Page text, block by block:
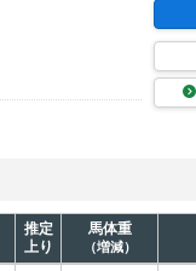
推定
上り
馬体重
（増減）